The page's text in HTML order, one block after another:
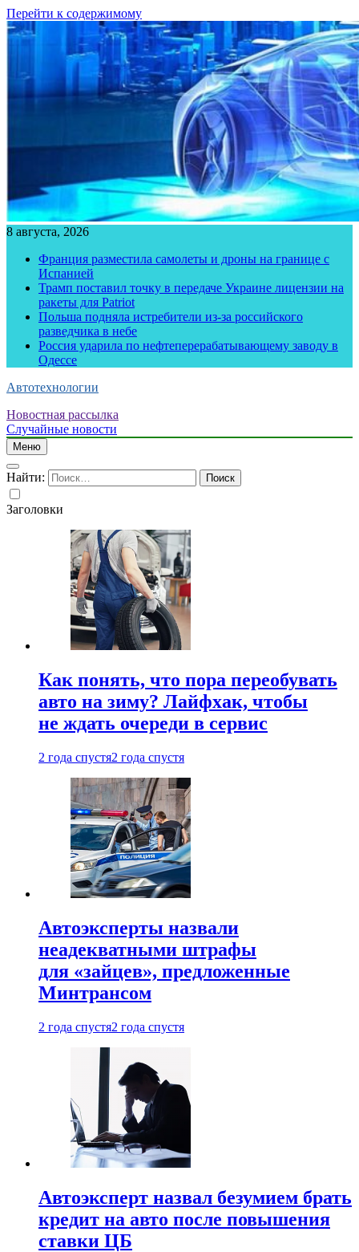
Перейти к содержимому
8 августа, 2026
Франция разместила самолеты и дроны на границе с
Испанией
Трамп поставил точку в передаче Украине лицензии на
ракеты для Patriot
Польша подняла истребители из-за российского
разведчика в небе
Россия ударила по нефтеперерабатывающему заводу в
Одессе
Автотехнологии
Новостная рассылка
Случайные новости
Меню
Найти:
Заголовки
Как понять, что пора переобувать
авто на зиму? Лайфхак, чтобы
не ждать очереди в сервис
2 года спустя2 года спустя
Автоэксперты назвали
неадекватными штрафы
для «зайцев», предложенные
Минтрансом
2 года спустя2 года спустя
Автоэксперт назвал безумием брать
кредит на авто после повышения
ставки ЦБ